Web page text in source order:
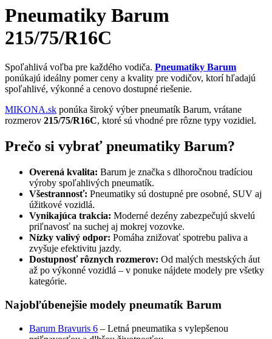
Pneumatiky Barum
215/75/R16C
Spoľahlivá voľba pre každého vodiča. Pneumatiky Barum
ponúkajú ideálny pomer ceny a kvality pre vodičov, ktorí hľadajú
spoľahlivé, výkonné a cenovo dostupné riešenie.
MIKONA.sk ponúka široký výber pneumatík Barum, vrátane
rozmerov 215/75/R16C, ktoré sú vhodné pre rôzne typy vozidiel.
Prečo si vybrať pneumatiky Barum?
Overená kvalita: Barum je značka s dlhoročnou tradíciou
výroby spoľahlivých pneumatík.
Všestrannosť: Pneumatiky sú dostupné pre osobné, SUV aj
úžitkové vozidlá.
Vynikajúca trakcia: Moderné dezény zabezpečujú skvelú
priľnavosť na suchej aj mokrej vozovke.
Nízky valivý odpor: Pomáha znižovať spotrebu paliva a
zvyšuje efektivitu jazdy.
Dostupnosť rôznych rozmerov: Od malých mestských áut
až po výkonné vozidlá – v ponuke nájdete modely pre všetky
kategórie.
Najobľúbenejšie modely pneumatík Barum
Barum Bravuris 6 – Letná pneumatika s vylepšenou